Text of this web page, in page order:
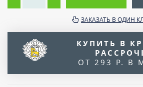
ЗАКАЗАТЬ В ОДИН
КУПИТЬ В
ОТ 293 Р. В